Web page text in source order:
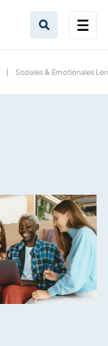
| Soziales & Emotionales